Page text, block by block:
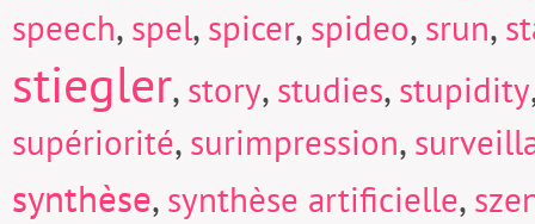
speech, spel, spicer, spideo, srun,
stiegler, story, studies, stupidity
supériorité, surimpression,
synthèse, synthèse artificielle,